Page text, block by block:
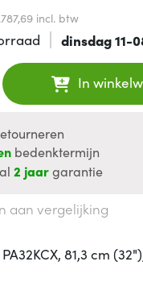
69 incl. btw
dinsdag 11-
In
bedenktermijn
2 jaargarantie
aan vergelijking
81,3 cm